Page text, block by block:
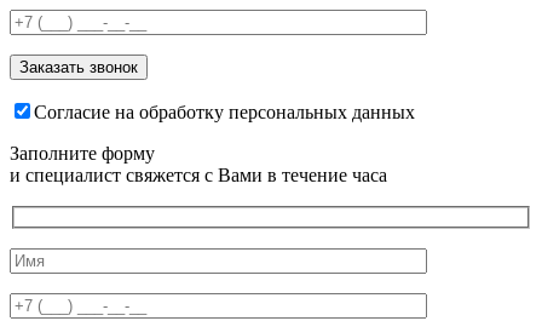
Согласие на обработку персональных данных
Заполните форму
и специалист свяжется с Вами в течение часа